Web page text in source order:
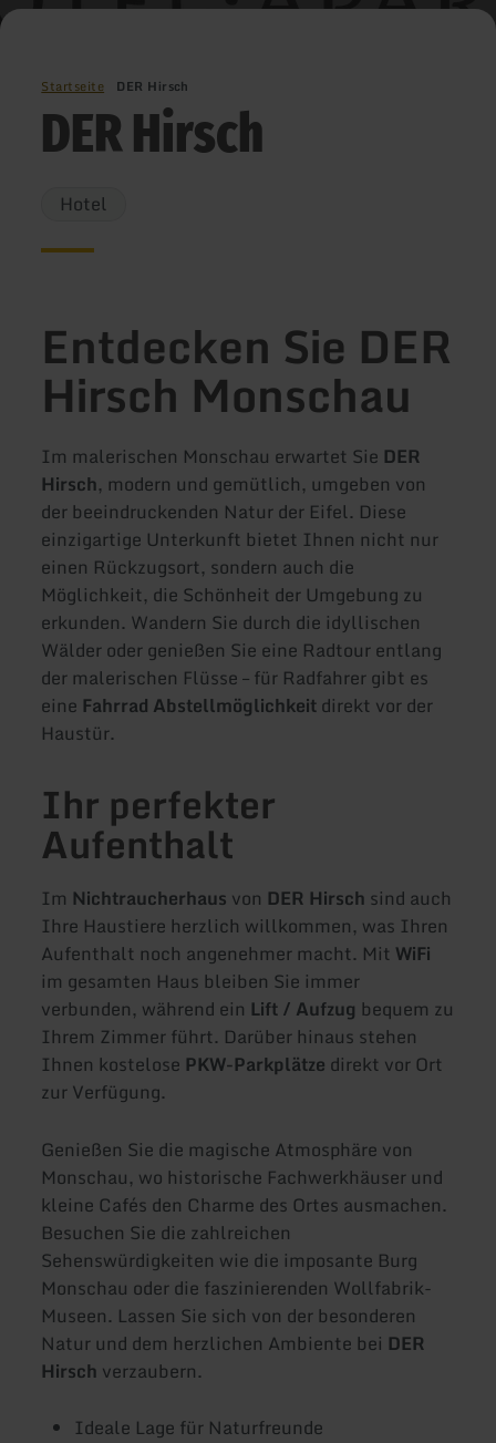
Startseite DER Hirsch
DER Hirsch
Hotel
Entdecken Sie DER
Hirsch Monschau
Im malerischen Monschau erwartet Sie DER
Hirsch, modern und gemütlich, umgeben von
der beeindruckenden Natur der Eifel. Diese
einzigartige Unterkunft bietet Ihnen nicht nur
einen Rückzugsort, sondern auch die
Möglichkeit, die Schönheit der Umgebung zu
erkunden. Wandern Sie durch die idyllischen
Wälder oder genießen Sie eine Radtour entlang
der malerischen Flüsse – für Radfahrer gibt es
eine Fahrrad Abstellmöglichkeitdirekt vor der
Haustür.
Ihr perfekter
Aufenthalt
Im Nichtraucherhaus von DER Hirsch sind auch
Ihre Haustiere herzlich willkommen, was Ihren
Aufenthalt noch angenehmer macht. Mit WiFi
im gesamten Haus bleiben Sie immer
verbunden, während ein Lift / Aufzug bequem zu
Ihrem Zimmer führt. Darüber hinaus stehen
Ihnen kostelose PKW-Parkplätze direkt vor Ort
zur Verfügung.
Genießen Sie die magische Atmosphäre von
Monschau, wo historische Fachwerkhäuser und
kleine Cafés den Charme des Ortes ausmachen.
Besuchen Sie die zahlreichen
Sehenswürdigkeiten wie die imposante Burg
Monschau oder die faszinierenden Wollfabrik-
Museen. Lassen Sie sich von der besonderen
Natur und dem herzlichen Ambiente bei DER
Hirsch verzaubern.
Ideale Lage für Naturfreunde